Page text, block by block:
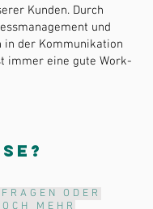
Kunden. Durch
und
in der Kommunikation
immer eine gute Work-
ODER